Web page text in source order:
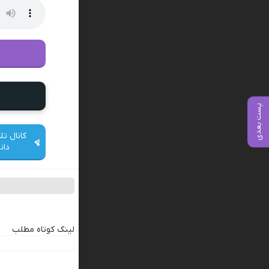
پست بعدی
کانال
لینک کوتاه مطلب